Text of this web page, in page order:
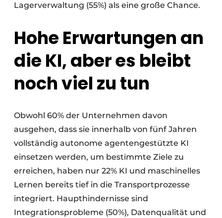
Lagerverwaltung (55%) als eine große Chance.
Hohe Erwartungen an
die KI, aber es bleibt
noch viel zu tun
Obwohl 60% der Unternehmen davon
ausgehen, dass sie innerhalb von fünf Jahren
vollständig autonome agentengestützte KI
einsetzen werden, um bestimmte Ziele zu
erreichen, haben nur 22% KI und maschinelles
Lernen bereits tief in die Transportprozesse
integriert. Haupthindernisse sind
Integrationsprobleme (50%), Datenqualität und